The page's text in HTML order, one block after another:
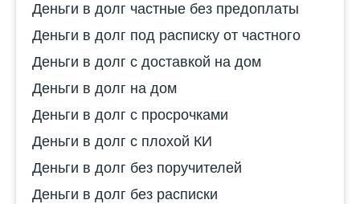
Деньги в долг частные без предоплаты
Деньги в долг под расписку от частного
Деньги в долг с доставкой на дом
Деньги в долг на дом
Деньги в долг с просрочками
Деньги в долг с плохой КИ
Деньги в долг без поручителей
Деньги в долг без расписки